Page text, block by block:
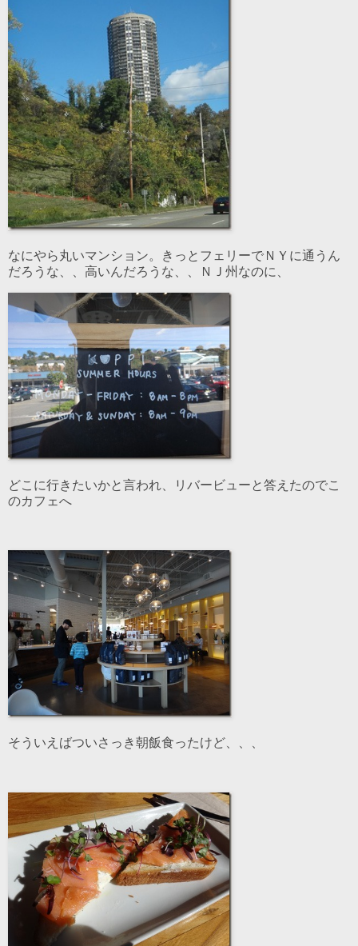
なにやら丸いマンション。きっとフェリーでＮＹに通うん
だろうな、、高いんだろうな、、ＮＪ州なのに、
どこに行きたいかと言われ、リバービューと答えたのでこ
のカフェへ
そういえばついさっき朝飯食ったけど、、、